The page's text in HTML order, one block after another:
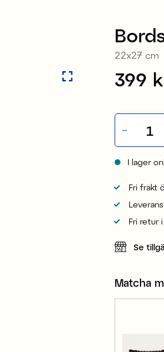
22x27 cm
Pris :
399
I lager
Fri frakt
Fri retur
Se
Matcha